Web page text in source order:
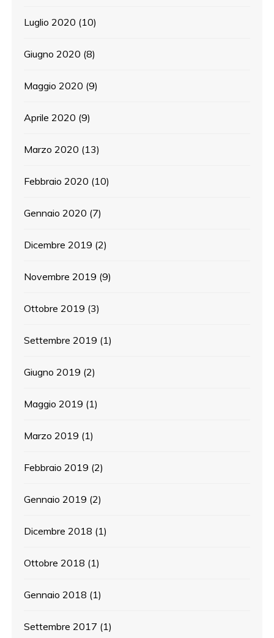
Luglio 2020 (10)
Giugno 2020 (8)
Maggio 2020 (9)
Aprile 2020 (9)
Marzo 2020 (13)
Febbraio 2020 (10)
Gennaio 2020 (7)
Dicembre 2019 (2)
Novembre 2019 (9)
Ottobre 2019 (3)
Settembre 2019 (1)
Giugno 2019 (2)
Maggio 2019 (1)
Marzo 2019 (1)
Febbraio 2019 (2)
Gennaio 2019 (2)
Dicembre 2018 (1)
Ottobre 2018 (1)
Gennaio 2018 (1)
Settembre 2017 (1)